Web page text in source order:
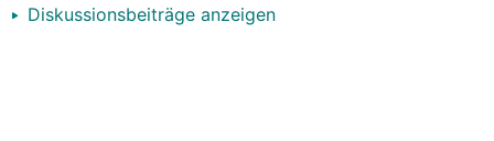
Diskussionsbeiträge anzeigen